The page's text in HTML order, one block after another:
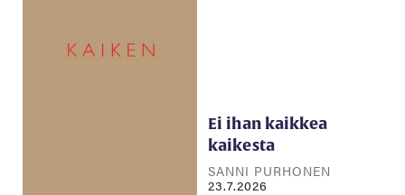
Ei ihan kaikkea
kaikesta
SANNI PURHONEN
23.7.2026